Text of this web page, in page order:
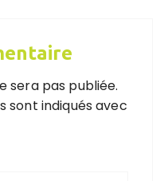
sera pas publiée.
sont indiqués avec